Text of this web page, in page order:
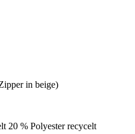
in beige)
20 % Polyester recycelt